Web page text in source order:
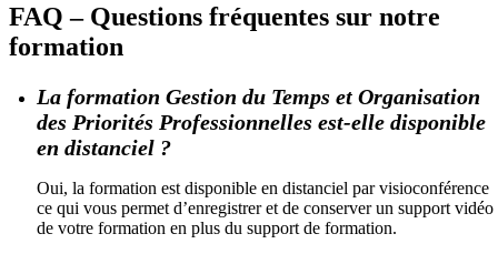
FAQ – Questions fréquentes sur notre
formation
La formation Gestion du Temps et Organisation
des Priorités Professionnelles est-elle disponible
en distanciel ?
Oui, la formation est disponible en distanciel par visioconférence
ce qui vous permet d’enregistrer et de conserver un support vidéo
de votre formation en plus du support de formation.